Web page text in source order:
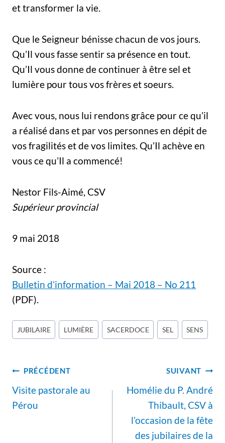
et transformer la vie.
Que le Seigneur bénisse chacun de vos jours.
Qu’Il vous fasse sentir sa présence en tout.
Qu’Il vous donne de continuer à être sel et
lumière pour tous vos frères et soeurs.
Avec vous, nous lui rendons grâce pour ce qu’il
a réalisé dans et par vos personnes en dépit de
vos fragilités et de vos limites. Qu’Il achève en
vous ce qu’Il a commencé!
Nestor Fils-Aimé, CSV
Supérieur provincial
9 mai 2018
Source :
Bulletin d’information – Mai 2018 – No 211
(PDF).
Étiquettes
de
publication :
JUBILAIRE LUMIÈRE SACERDOCE SEL SENS
Navigation
de
l’article
PRÉCÉDENT
Visite pastorale au
Pérou
SUIVANT
Homélie du P. André
Thibault, CSV à
l’occasion de la fête
des jubilaires de la